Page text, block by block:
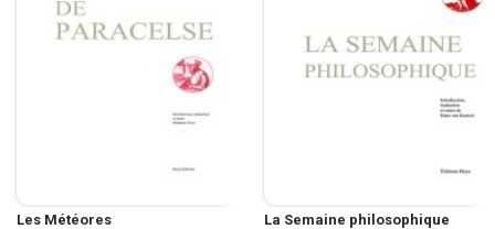
Les Météores La Semaine philosophique